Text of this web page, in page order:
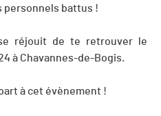
personnels battus !
réjouit de te retrouver le
à Chavannes-de-Bogis.
à cet évènement !